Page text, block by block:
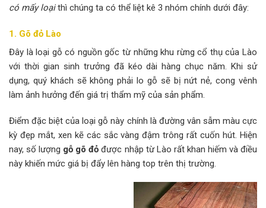
có mấy loạithì chúng ta có thể liệt kê 3 nhóm chính dưới đây:
1. Gõ đỏ Lào
Đây là loại gỗ có nguồn gốc từ những khu rừng cổ thụ của Lào
với thời gian sinh trưởng đã kéo dài hàng chục năm. Khi sử
dụng, quý khách sẽ không phải lo gỗ sẽ bị nứt nẻ, cong vênh
làm ảnh hưởng đến giá trị thẩm mỹ của sản phẩm.
Điểm đặc biệt của loại gỗ này chính là đường vân sẫm màu cực
kỳ đẹp mắt, xen kẽ các sắc vàng đậm trông rất cuốn hút. Hiện
nay, số lượng gỗ gõ đỏ được nhập từ Lào rất khan hiếm và điều
này khiến mức giá bị đẩy lên hàng top trên thị trường.